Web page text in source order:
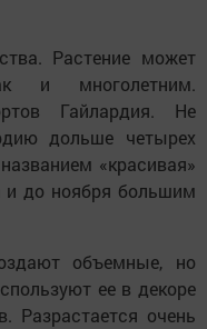
Растение может
и многолетним.
Гайлардия. Не
дольше четырех
«красивая»
и до ноября большим
объемные, но
ее в декоре
Разрастается очень